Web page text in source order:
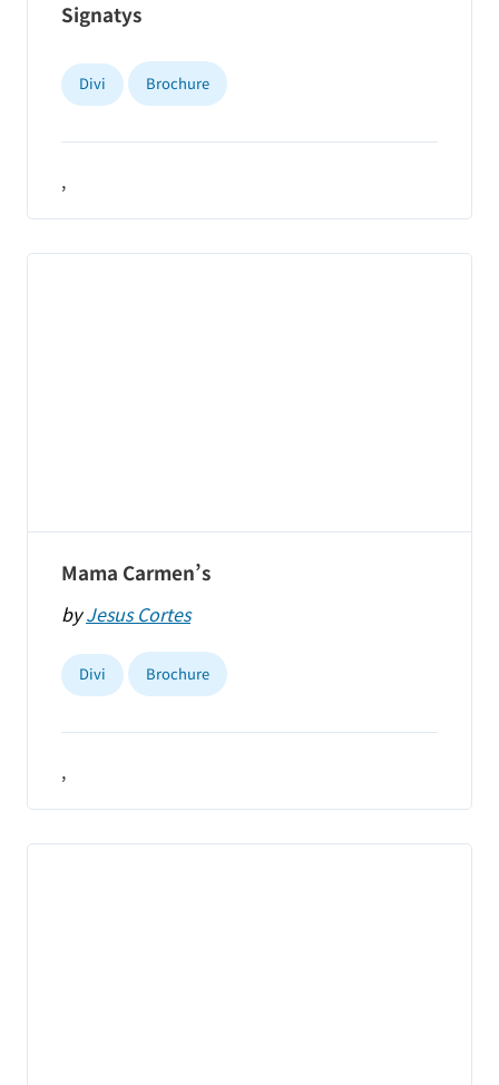
Signatys
Divi Brochure
,
Mama Carmen’s
byJesus Cortes
Divi Brochure
,